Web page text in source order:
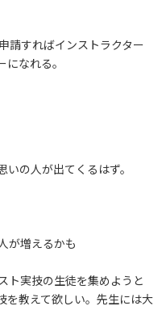
請すればインストラクター
なれる。
の人が出てくるはず。
が増えるかも
ト実技の生徒を集めようと
を教えて欲しい。先生には大